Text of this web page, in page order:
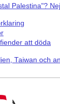
Palestina"?
att döda
Taiwan och